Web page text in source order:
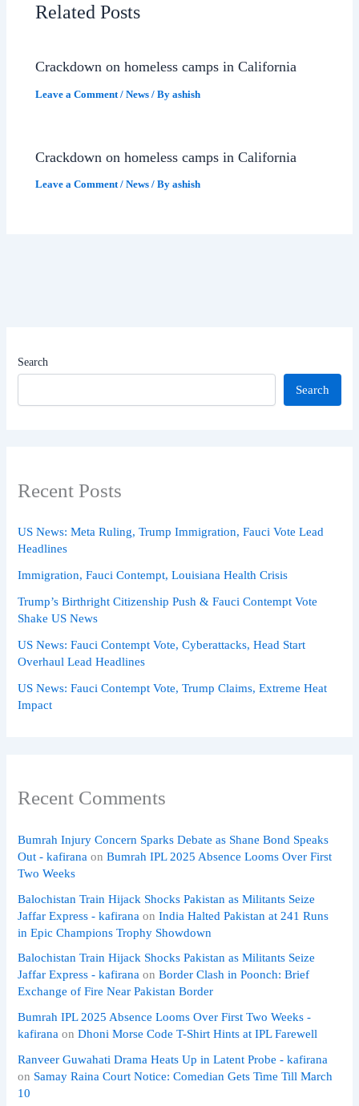
Related Posts
Crackdown on homeless camps in California
Leave a Comment /News / Byashish
Crackdown on homeless camps in California
Leave a Comment /News / Byashish
Search
Search
Recent Posts
US News: Meta Ruling, Trump Immigration, Fauci Vote Lead
Headlines
Immigration, Fauci Contempt, Louisiana Health Crisis
Trump’s Birthright Citizenship Push & Fauci Contempt Vote
Shake US News
US News: Fauci Contempt Vote, Cyberattacks, Head Start
Overhaul Lead Headlines
US News: Fauci Contempt Vote, Trump Claims, Extreme Heat
Impact
Recent Comments
Bumrah Injury Concern Sparks Debate as Shane Bond Speaks
Out - kafirana onBumrah IPL 2025 Absence Looms Over First
Two Weeks
Balochistan Train Hijack Shocks Pakistan as Militants Seize
Jaffar Express - kafirana onIndia Halted Pakistan at 241 Runs
in Epic Champions Trophy Showdown
Balochistan Train Hijack Shocks Pakistan as Militants Seize
Jaffar Express - kafirana onBorder Clash in Poonch: Brief
Exchange of Fire Near Pakistan Border
Bumrah IPL 2025 Absence Looms Over First Two Weeks -
kafirana onDhoni Morse Code T-Shirt Hints at IPL Farewell
Ranveer Guwahati Drama Heats Up in Latent Probe - kafirana
on Samay Raina Court Notice: Comedian Gets Time Till March
10